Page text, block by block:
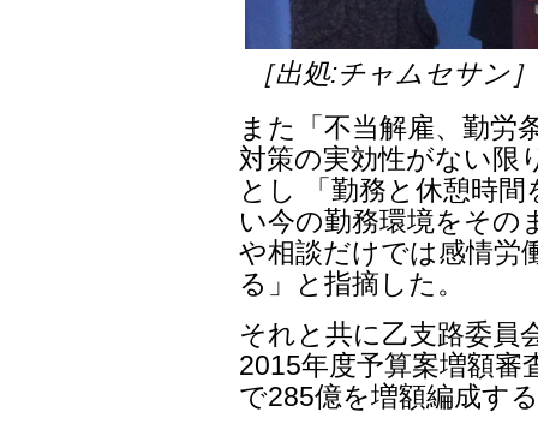
［出処:チャムセサン］
また「不当解雇、勤労
対策の実効性がない限
とし 「勤務と休憩時
い今の勤務環境をその
や相談だけでは感情労
る」と指摘した。
それと共に乙支路委員
2015年度予算案増額審
で285億を増額編成す